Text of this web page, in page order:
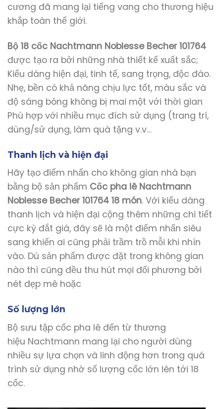
cương đã mang lại tiếng vang cho thương hiệu
khắp toàn thế giới.
Bộ 18 cốc Nachtmann Noblesse Becher 101764
được tạo ra bởi những nhà thiết kế xuất sắc;
Kiểu dáng hiện đại, tinh tế, sang trọng, độc đáo.
Nhẹ, bền có khả năng chịu lực tốt, màu sắc và
độ sáng bóng không bị mai một với thời gian
Phù hợp với nhiều mục đích sử dụng (trang trí,
dùng/sử dụng, làm quà tặng v.v…
Thanh lịch và hiện đại
Hãy tạo điểm nhấn cho không gian nhà bạn
bằng bộ sản phẩm Cốc pha lê Nachtmann
Noblesse Becher 101764 18 món. Với kiểu dáng
thanh lịch và hiện đại cộng thêm những chi tiết
cực kỳ đắt giá, đây sẽ là một điểm nhấn siêu
sang khiến ai cũng phải trầm trồ mỗi khi nhìn
vào. Dù sản phẩm được đặt trong không gian
nào thì cũng đều thu hút mọi đối phương bởi
nét đẹp mê hoặc
Số lượng lớn
Bộ sưu tập cốc pha lê đến từ thương
hiệu Nachtmann mang lại cho người dùng
nhiều sự lựa chọn và linh động hơn trong quá
trình sử dụng nhờ số lượng cốc lớn lên tới 18
cốc.